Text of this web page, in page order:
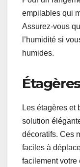
Caisses
Les caisses et
une note
tailles, ils
chambre ou
choisir des
garder vos
Pour un